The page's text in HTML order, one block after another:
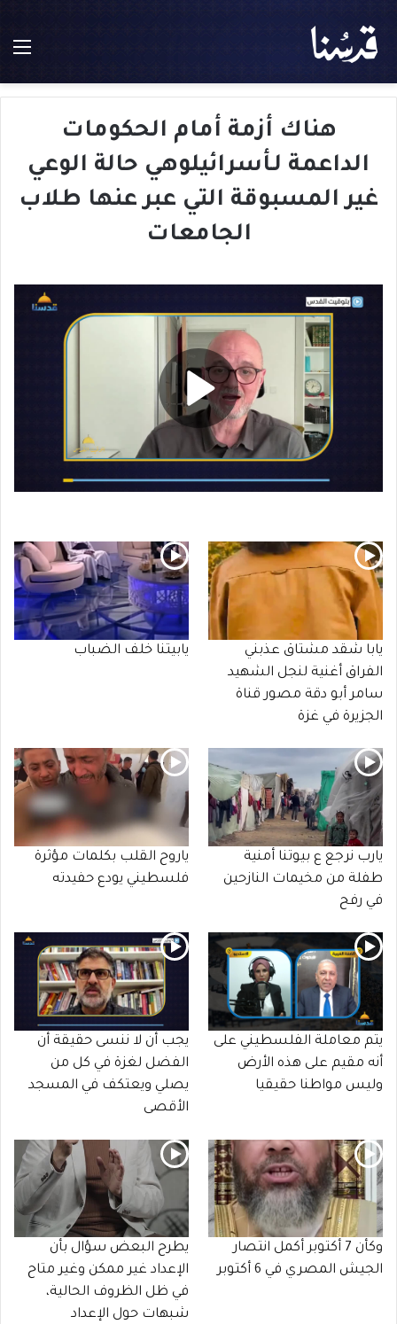
هناك أزمة أمام الحكومات
الداعمة لـأسرائيلوهي حالة الوعي
غير المسبوقة التي عبر عنها طلاب
الجامعات
يابا شقد مشتاق عذبني
الفراق أغنية لنجل الشهيد
سامر أبو دقة مصور قناة
الجزيرة في غزة
يابيتنا خلف الضباب
يارب نرجع ع بيوتنا أمنية
طفلة من مخيمات النازحين
في رفح
ياروح القلب بكلمات مؤثرة
فلسطيني يودع حفيدته
يتم معاملة الفلسطيني على
أنه مقيم على هذه الأرض
وليس مواطنا حقيقيا
يجب أن لا ننسى حقيقة أن
الفضل لغزة في كل من
يصلي ويعتكف في المسجد
الأقصى
وكأن 7 أكتوبر أكمل انتصار
الجيش المصري في 6 أكتوبر
يطرح البعض سؤال بأن
الإعداد غير ممكن وغير متاح
في ظل الظروف الحالية،
شبهات حول الإعداد